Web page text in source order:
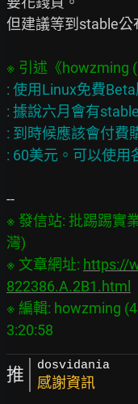
但建議等到stable公
: 使用Linux免費
: 據說六月會有
: 到時候應該會付費
※ 發信站: 批踢踢實
灣)
※ 文章網址: https://
822386.A.2B1.html
※ 編輯: howzming
推 dosvidania
感謝資訊